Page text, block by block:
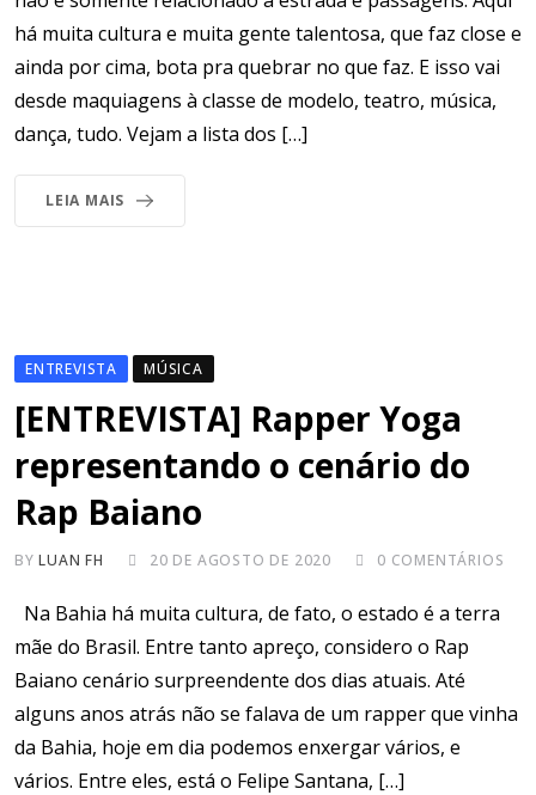
há muita cultura e muita gente talentosa, que faz close e
ainda por cima, bota pra quebrar no que faz. E isso vai
desde maquiagens à classe de modelo, teatro, música,
dança, tudo. Vejam a lista dos […]
LEIA MAIS
ENTREVISTA MÚSICA
[ENTREVISTA] Rapper Yoga
representando o cenário do
Rap Baiano
BYLUAN FH 20 DE AGOSTO DE 2020 0 COMENTÁRIOS
Na Bahia há muita cultura, de fato, o estado é a terra
mãe do Brasil. Entre tanto apreço, considero o Rap
Baiano cenário surpreendente dos dias atuais. Até
alguns anos atrás não se falava de um rapper que vinha
da Bahia, hoje em dia podemos enxergar vários, e
vários. Entre eles, está o Felipe Santana, […]